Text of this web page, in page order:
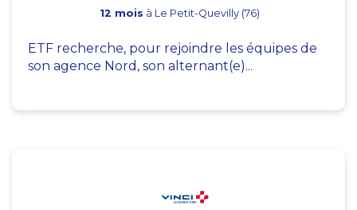
12 mois à Le Petit-Quevilly (76)
ETF recherche, pour rejoindre les équipes de
son agence Nord, son alternant(e)...